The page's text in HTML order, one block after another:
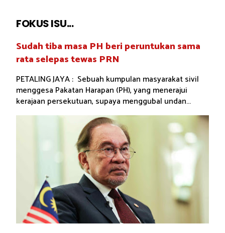
FOKUS ISU...
Sudah tiba masa PH beri peruntukan sama
rata selepas tewas PRN
PETALING JAYA : Sebuah kumpulan masyarakat sivil
menggesa Pakatan Harapan (PH), yang menerajui
kerajaan persekutuan, supaya menggubal undan...